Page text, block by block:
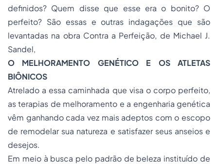
definidos? Quem disse que esse era o bonito? O
perfeito? São essas e outras indagações que são
levantadas na obra Contra a Perfeição, de Michael J.
Sandel,
O MELHORAMENTO GENÉTICO E OS ATLETAS
BIÔNICOS
Atrelado a essa caminhada que visa o corpo perfeito,
as terapias de melhoramento e a engenharia genética
vêm ganhando cada vez mais adeptos com o escopo
de remodelar sua natureza e satisfazer seus anseios e
desejos.
Em meio à busca pelo padrão de beleza instituído de